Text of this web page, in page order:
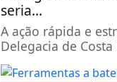
seria...
A ação rápida e
Delegacia de